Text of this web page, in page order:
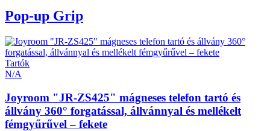
Pop-up Grip
Tartók
N/A
Joyroom "JR-ZS425" mágneses telefon tartó és
állvány 360° forgatással, állvánnyal és mellékelt
fémgyűrűvel – fekete